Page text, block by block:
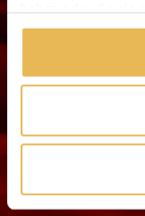
gesammelt haben.